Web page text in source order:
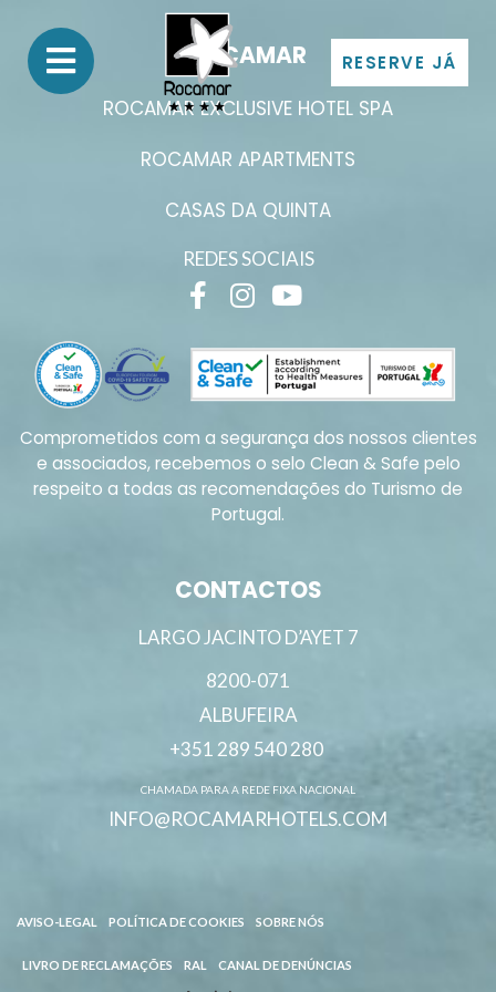
RESERVE JÁ
ROCAMAR
ROCAMAR EXCLUSIVE HOTEL SPA
ROCAMAR APARTMENTS
CASAS DA QUINTA
REDES SOCIAIS
Comprometidos com a segurança dos nossos clientes
e associados, recebemos o selo Clean & Safe pelo
respeito a todas as recomendações do Turismo de
Portugal.
CONTACTOS
LARGO JACINTO D’AYET 7
8200-071
ALBUFEIRA
+351 289 540 280
CHAMADA PARA A REDE FIXA NACIONAL
INFO@ROCAMARHOTELS.COM
AVISO-LEGAL POLÍTICA DE COOKIES SOBRE NÓS
LIVRO DE RECLAMAÇÕES RAL CANAL DE DENÚNCIAS